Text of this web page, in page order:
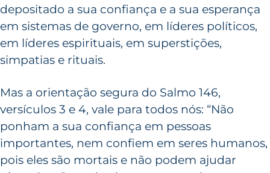
depositado a sua confiança e a sua esperança
em sistemas de governo, em líderes políticos,
em líderes espirituais, em superstições,
simpatias e rituais.
Mas a orientação segura do Salmo 146,
versículos 3 e 4, vale para todos nós: “Não
ponham a sua confiança em pessoas
importantes, nem confiem em seres humanos,
pois eles são mortais e não podem ajudar